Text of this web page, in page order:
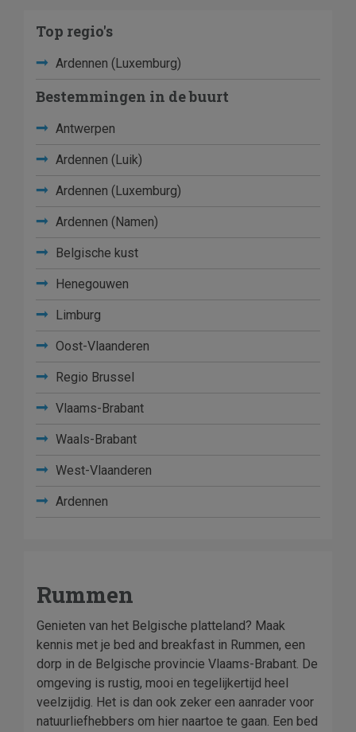
Top regio's
Ardennen (Luxemburg)
Bestemmingen in de buurt
Antwerpen
Ardennen (Luik)
Ardennen (Luxemburg)
Ardennen (Namen)
Belgische kust
Henegouwen
Limburg
Oost-Vlaanderen
Regio Brussel
Vlaams-Brabant
Waals-Brabant
West-Vlaanderen
Ardennen
Rummen
Genieten van het Belgische platteland? Maak
kennis met je bed and breakfast in Rummen, een
dorp in de Belgische provincie Vlaams-Brabant. De
omgeving is rustig, mooi en tegelijkertijd heel
veelzijdig. Het is dan ook zeker een aanrader voor
natuurliefhebbers om hier naartoe te gaan. Een bed